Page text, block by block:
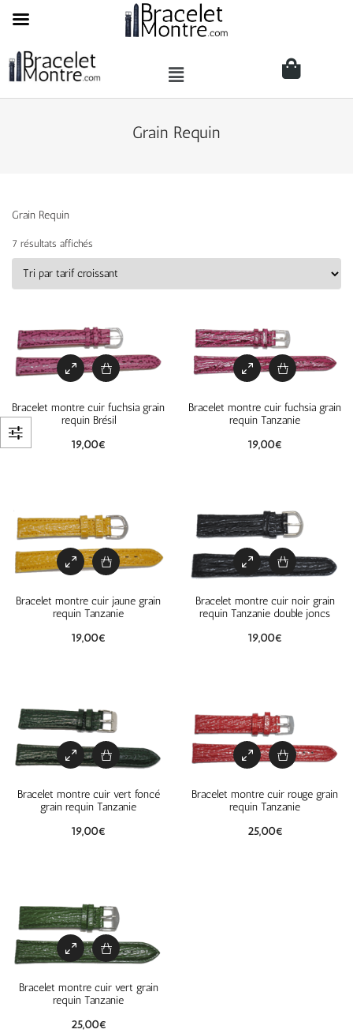
Grain Requin
Grain Requin
7 résultats affichés
Bracelet montre cuir fuchsia grain
requin Brésil
19,00€
Bracelet montre cuir fuchsia grain
requin Tanzanie
19,00€
Bracelet montre cuir jaune grain
requin Tanzanie
19,00€
Bracelet montre cuir noir grain
requin Tanzanie double joncs
19,00€
Bracelet montre cuir vert foncé
grain requin Tanzanie
19,00€
Bracelet montre cuir rouge grain
requin Tanzanie
25,00€
Bracelet montre cuir vert grain
requin Tanzanie
25,00€